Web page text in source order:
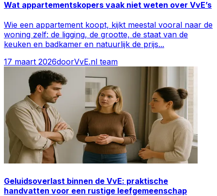
Wat appartementskopers vaak niet weten over VvE’s
Wie een appartement koopt, kijkt meestal vooral naar de
woning zelf: de ligging, de grootte, de staat van de
keuken en badkamer en natuurlijk de prijs...
17 maart 2026doorVvE.nl team
Geluidsoverlast binnen de VvE: praktische
handvatten voor een rustige leefgemeenschap